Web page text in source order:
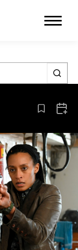
Aus den